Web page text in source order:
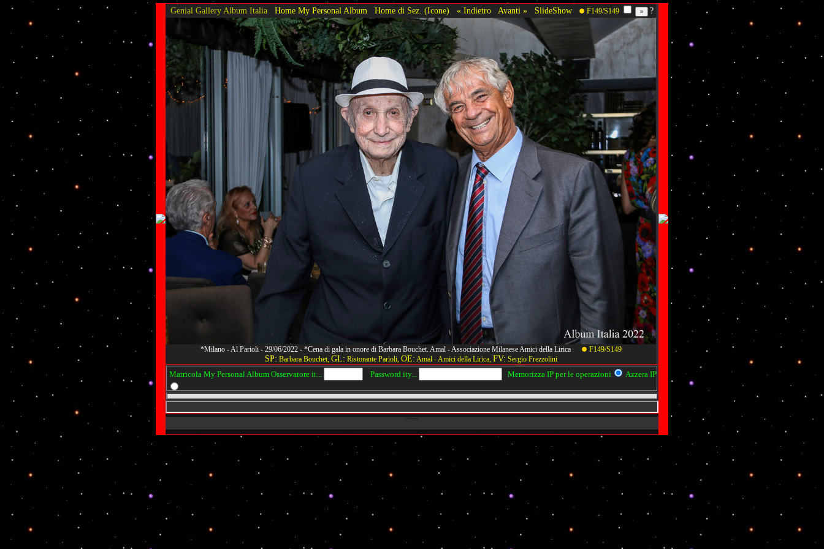
Genial Gallery Album Italia Home My Personal Album Home di Sez. (Icone) « Indietro Avanti » SlideShow F149/S149 ?
*Milano - Al Parioli - 29/06/2022 - *Cena di gala in onore di Barbara Bouchet. Amal - Associazione Milanese Amici della Lirica F149/S149
SP: Barbara Bouchet, GL: Ristorante Parioli, OE: Amal - Amici della Lirica, FV: Sergio Frezzolini
Matricola My Personal Album Osservatore it... Password ity... Memorizza IP per le operazioni Azzera IP